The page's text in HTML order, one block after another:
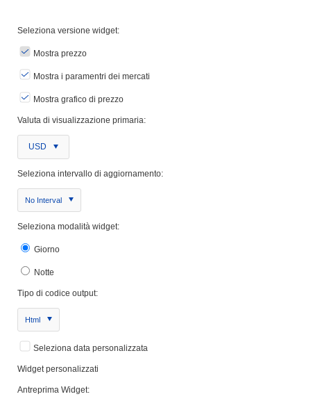
Seleziona versione widget:
Mostra prezzo
Mostra i paramentri dei mercati
Mostra grafico di prezzo
Valuta di visualizzazione primaria:
USD
Seleziona intervallo di aggiornamento:
No Interval
Seleziona modalità widget:
Giorno
Notte
Tipo di codice output:
Html
Seleziona data personalizzata
Widget personalizzati
Antreprima Widget: